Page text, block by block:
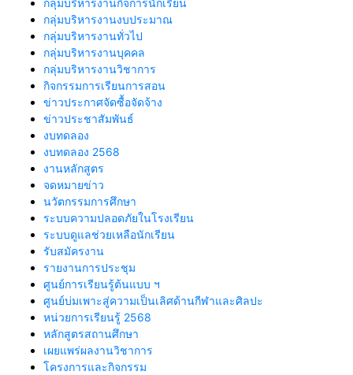
กลุ่มบริหารงานกิจการนักเรียน
กลุ่มบริหารงานงบประมาณ
กลุ่มบริหารงานทั่วไป
กลุ่มบริหารงานบุคคล
กลุ่มบริหารงานวิชาการ
กิจกรรมการเรียนการสอน
ข่าวประกาศจัดซื้อจัดจ้าง
ข่าวประชาสัมพันธ์
งบทดลอง
งบทดลอง 2568
งานหลักสูตร
จดหมายข่าว
นวัตกรรมการศึกษา
ระบบความปลอดภัยในโรงเรียน
ระบบดูแลช่วยเหลือนักเรียน
รับสมัครงาน
รายงานการประชุม
ศูนย์การเรียนรู้ต้นแบบ ฯ
ศูนย์บ่มเพาะสู่ความเป็นเลิศด้านกีฬาและศิลปะ
หน่วยการเรียนรู้ 2568
หลักสูตรสถานศึกษา
เผยแพร่ผลงานวิชาการ
โครงการและกิจกรรม